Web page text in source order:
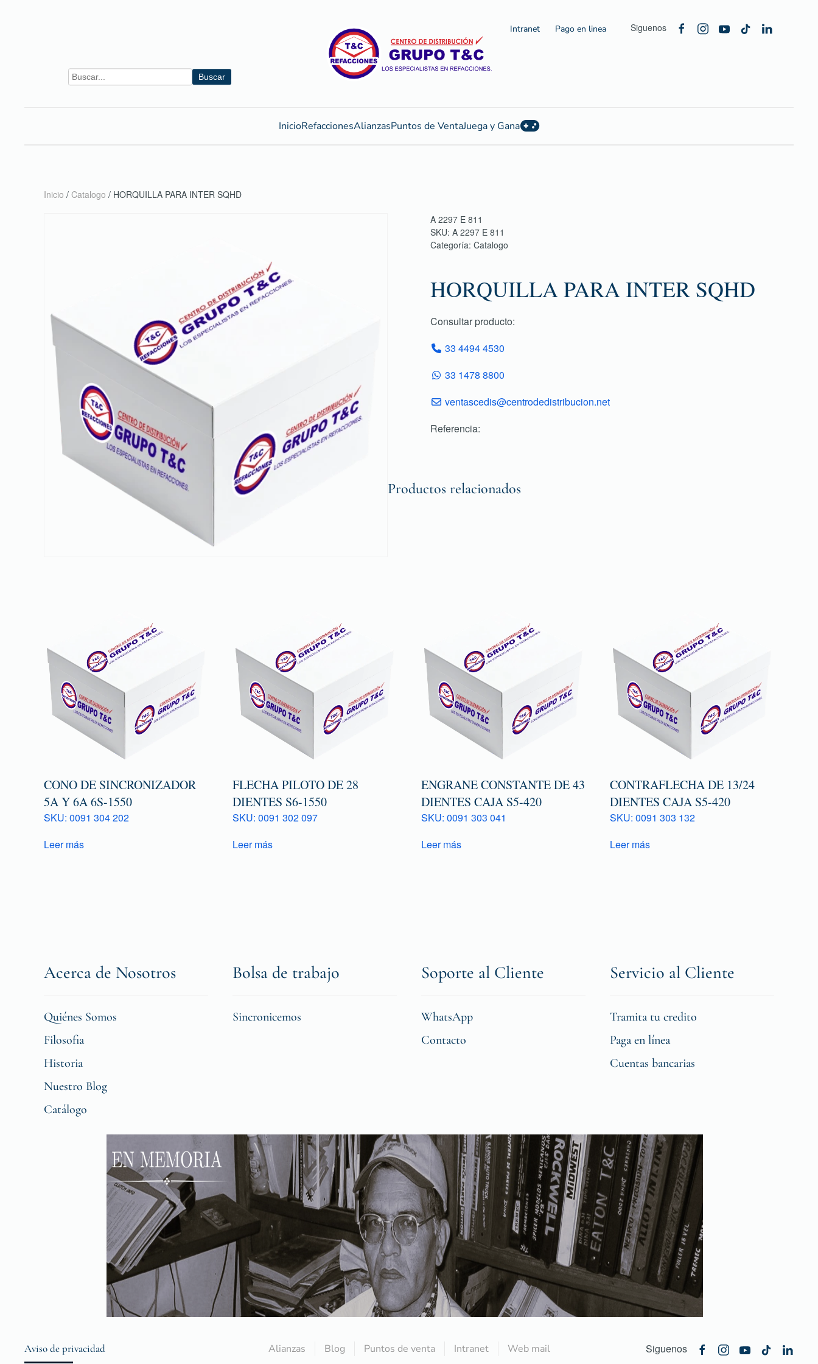
Buscar
Intranet Pago en linea Siguenos
InicioRefaccionesAlianzasPuntos de VentaJuega y Gana
Inicio / Catalogo / HORQUILLA PARA INTER SQHD
A 2297 E 811
SKU: A 2297 E 811
Categoría: Catalogo
HORQUILLA PARA INTER SQHD
Consultar producto:
33 4494 4530
33 1478 8800
ventascedis@centrodedistribucion.net
Referencia:
Productos relacionados
CONO DE SINCRONIZADOR
5A Y 6A 6S-1550
SKU: 0091 304 202
Leer más
FLECHA PILOTO DE 28
DIENTES S6-1550
SKU: 0091 302 097
Leer más
ENGRANE CONSTANTE DE 43
DIENTES CAJA S5-420
SKU: 0091 303 041
Leer más
CONTRAFLECHA DE 13/24
DIENTES CAJA S5-420
SKU: 0091 303 132
Leer más
Acerca de Nosotros
Quiénes Somos
Filosofia
Historia
Nuestro Blog
Catálogo
Bolsa de trabajo
Sincronicemos
Soporte al Cliente
WhatsApp
Contacto
Servicio al Cliente
Tramita tu credito
Paga en línea
Cuentas bancarias
Aviso de privacidad Alianzas Blog Puntos de venta Intranet Web mail Siguenos